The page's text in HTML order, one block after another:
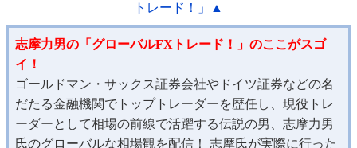
トレード！」▲
志摩力男の「グローバルFXトレード！」のここがスゴ
イ！
ゴールドマン・サックス証券会社やドイツ証券などの名
だたる金融機関でトップトレーダーを歴任し、現役トレ
ーダーとして相場の前線で活躍する伝説の男、志摩力男
氏のグローバルな相場観を配信！ 志摩氏が実際に行った